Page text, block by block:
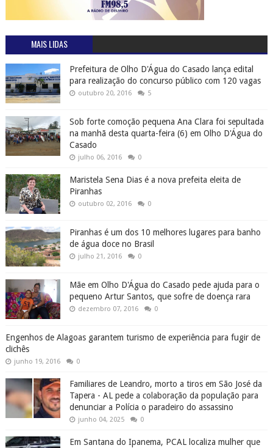
MAIS LIDAS
Prefeitura de Olho D'Água do Casado lança edital
para realização do concurso público com 120 vagas
outubro 20, 2016 5
Sob forte comoção pequena Ana Clara foi sepultada
na manhã desta quarta-feira (6) em Olho D'Água do
Casado
julho 06, 2016 0
Maristela Sena Dias é a nova prefeita eleita de
Piranhas
outubro 02, 2016 0
Piranhas é um dos 10 melhores lugares para banho
de água doce no Brasil
julho 21, 2016 0
Mãe em Olho D'Água do Casado pede ajuda para o
pequeno Artur Santos, que sofre de doença rara
dezembro 07, 2016 0
Engenhos de Alagoas garantem turismo de experiência para fugir de
clichês
junho 19, 2016 0
Familiares de Leandro, morto a tiros em São José da
Tapera - AL pede a colaboração da população para
denunciar a Polícia o paradeiro do assassino
junho 04, 2025 0
Em Santana do Ipanema, PCAL localiza mulher que